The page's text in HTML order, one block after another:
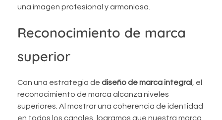
una imagen profesional y armoniosa.
Reconocimiento de marca
superior
Con una estrategia de diseño de marca integral
, el
reconocimiento de marca alcanza niveles
superiores. Al mostrar una coherencia de identidad
en todos los canales, logramos que nuestra marca